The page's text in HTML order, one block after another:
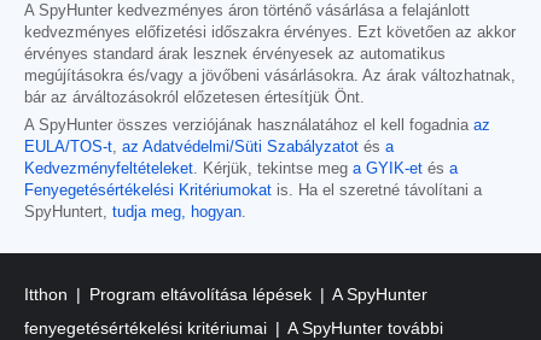
A SpyHunter kedvezményes áron történő vásárlása a felajánlott
kedvezményes előfizetési időszakra érvényes. Ezt követően az akkor
érvényes standard árak lesznek érvényesek az automatikus
megújításokra és/vagy a jövőbeni vásárlásokra. Az árak változhatnak,
bár az árváltozásokról előzetesen értesítjük Önt.
A SpyHunter összes verziójának használatához el kell fogadnia az
EULA/TOS-t, az Adatvédelmi/Süti Szabályzatot és a
Kedvezményfeltételeket. Kérjük, tekintse meg a GYIK-et és a
Fenyegetésértékelési Kritériumokat is. Ha el szeretné távolítani a
SpyHuntert, tudja meg, hogyan.
Itthon Program eltávolítása lépések
A SpyHunter
fenyegetésértékelési kritériumai
A SpyHunter további